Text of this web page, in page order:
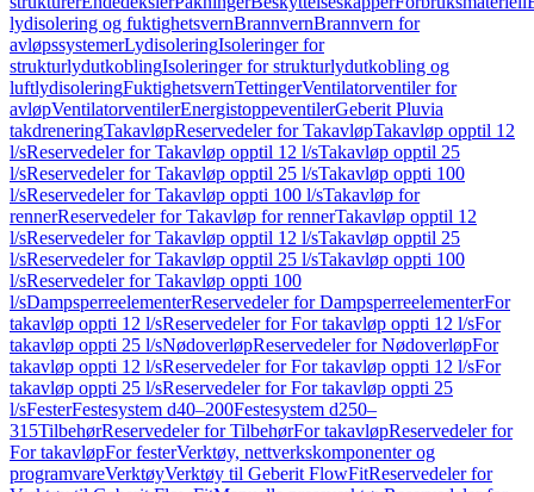
lydisolering og fuktighetsvernBrannvernBrannvern for
avløpssystemerLydisoleringIsoleringer for
strukturlydutkoblingIsoleringer for strukturlydutkobling og
luftlydisoleringFuktighetsvernTettingerVentilatorventiler for
avløpVentilatorventilerEnergistoppeventilerGeberit Pluvia
takdreneringTakavløpReservedeler for TakavløpTakavløp opptil 12
l/sReservedeler for Takavløp opptil 12 l/sTakavløp opptil 25
l/sReservedeler for Takavløp opptil 25 l/sTakavløp oppti 100
l/sReservedeler for Takavløp oppti 100 l/sTakavløp for
rennerReservedeler for Takavløp for rennerTakavløp opptil 12
l/sReservedeler for Takavløp opptil 12 l/sTakavløp opptil 25
l/sReservedeler for Takavløp opptil 25 l/sTakavløp oppti 100
l/sReservedeler for Takavløp oppti 100
l/sDampsperreelementerReservedeler for DampsperreelementerFor
takavløp oppti 12 l/sReservedeler for For takavløp oppti 12 l/sFor
takavløp oppti 25 l/sNødoverløpReservedeler for NødoverløpFor
takavløp oppti 12 l/sReservedeler for For takavløp oppti 12 l/sFor
takavløp oppti 25 l/sReservedeler for For takavløp oppti 25
l/sFesterFestesystem d40–200Festesystem d250–
315TilbehørReservedeler for TilbehørFor takavløpReservedeler for
For takavløpFor festerVerktøy, nettverkskomponenter og
programvareVerktøyVerktøy til Geberit FlowFitReservedeler for